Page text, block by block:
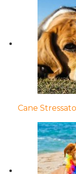
Cane